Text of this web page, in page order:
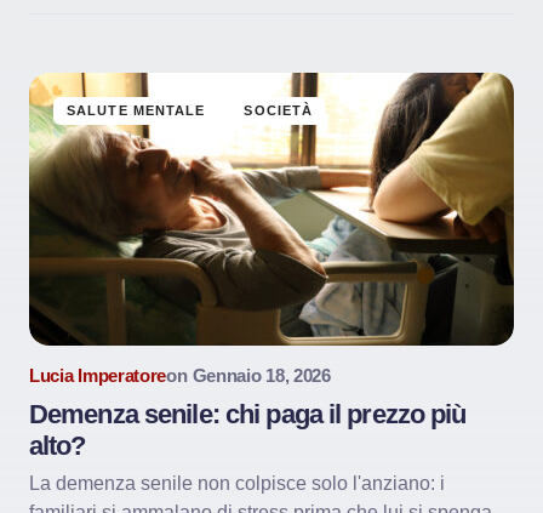
SALUTE MENTALE SOCIETÀ
Lucia Imperatoreon Gennaio 18, 2026
Demenza senile: chi paga il prezzo più
alto?
La demenza senile non colpisce solo l'anziano: i